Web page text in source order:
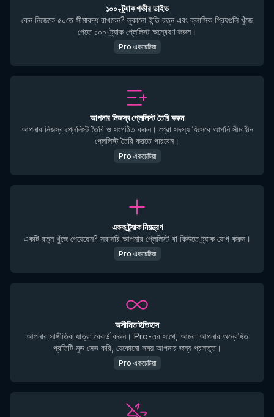
১০০-ট্র্যাক গভীর ডাইভ
কেন নিজেকে ৫০তে সীমাবদ্ধ রাখবেন? লুকানো ইন্ডি রত্ন এবং ক্লাসিক প্রিয়গুলি খুঁজে
পেতে ১০০-ট্র্যাক প্লেলিস্ট অন্বেষণ করুন।
Pro একচেটিয়া
আপনার নিজস্ব প্লেলিস্ট তৈরি করুন
আপনার নিজস্ব প্লেলিস্ট তৈরি ও সংগঠিত করুন। প্রো সদস্য হিসেবে আপনি সীমাহীন
প্লেলিস্ট তৈরি করতে পারবেন।
Pro একচেটিয়া
একক ট্র্যাক নিয়ন্ত্রণ
একটি রত্ন খুঁজে পেয়েছেন? সরাসরি আপনার প্লেলিস্ট বা কিউতে ট্র্যাক যোগ করুন।
Pro একচেটিয়া
অসীমিত ইতিহাস
আপনার সাঙ্গীতিক যাত্রা রেকর্ড করুন। Pro-এর সাথে, আমরা আপনার অন্বেষিত
প্রতিটি মুড সেভ করি, যেকোনো সময় আপনার জন্য প্রস্তুত।
Pro একচেটিয়া